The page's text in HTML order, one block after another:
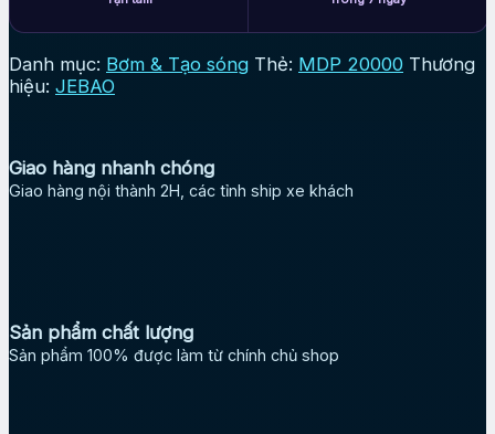
Danh mục: Bơm & Tạo sóng Thẻ: MDP 20000 Thương
hiệu: JEBAO
Giao hàng nhanh chóng
Giao hàng nội thành 2H, các tỉnh ship xe khách
Sản phẩm chất lượng
Sản phẩm 100% được làm từ chính chủ shop